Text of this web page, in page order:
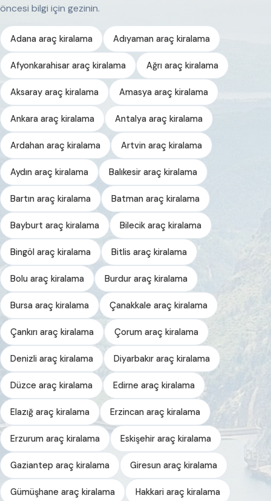
öncesi bilgi için gezinin.
Adana araç kiralama Adıyaman araç kiralama
Afyonkarahisar araç kiralama Ağrı araç kiralama
Aksaray araç kiralama Amasya araç kiralama
Ankara araç kiralama Antalya araç kiralama
Ardahan araç kiralama Artvin araç kiralama
Aydın araç kiralama Balıkesir araç kiralama
Bartın araç kiralama Batman araç kiralama
Bayburt araç kiralama Bilecik araç kiralama
Bingöl araç kiralama Bitlis araç kiralama
Bolu araç kiralama Burdur araç kiralama
Bursa araç kiralama Çanakkale araç kiralama
Çankırı araç kiralama Çorum araç kiralama
Denizli araç kiralama Diyarbakır araç kiralama
Düzce araç kiralama Edirne araç kiralama
Elazığ araç kiralama Erzincan araç kiralama
Erzurum araç kiralama Eskişehir araç kiralama
Gaziantep araç kiralama Giresun araç kiralama
Gümüşhane araç kiralama Hakkari araç kiralama